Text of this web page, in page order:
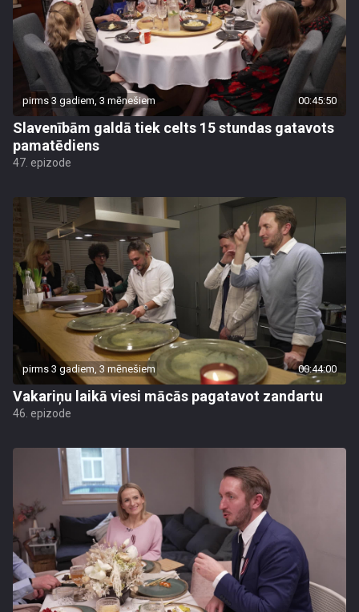
pirms 3 gadiem, 3 mēnešiem 00:45:50
Slavenībām galdā tiek celts 15 stundas gatavots
pamatēdiens
47. epizode
pirms 3 gadiem, 3 mēnešiem 00:44:00
Vakariņu laikā viesi mācās pagatavot zandartu
46. epizode